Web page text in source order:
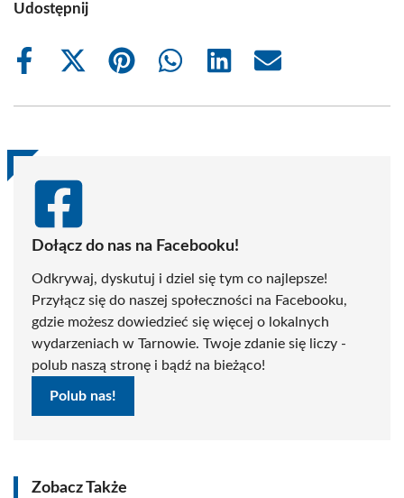
Udostępnij
Share
Share
(Twitter)
Share
Share
Share
Share
Dołącz do nas na Facebooku!
Odkrywaj, dyskutuj i dziel się tym co najlepsze!
Przyłącz się do naszej społeczności na Facebooku,
gdzie możesz dowiedzieć się więcej o lokalnych
wydarzeniach w Tarnowie. Twoje zdanie się liczy -
polub naszą stronę i bądź na bieżąco!
Polub nas!
Zobacz Także